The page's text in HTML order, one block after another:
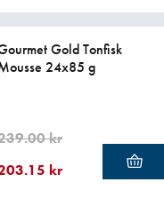
Gold Tonfisk
24x85 g
kr
kr